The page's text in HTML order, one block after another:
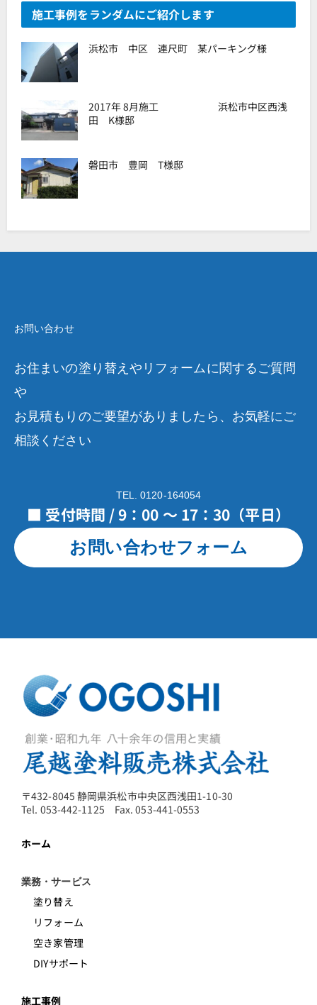
施工事例をランダムにご紹介します
浜松市 中区 連尺町 某パーキング様
2017年 8月施工 浜松市中区西浅
田 K様邸
磐田市 豊岡 T様邸
お問い合わせ
お住まいの塗り替えやリフォームに関するご質問
や
お見積もりのご要望がありましたら、お気軽にご
相談ください
TEL. 0120-164054
■ 受付時間 / 9：00 ～ 17：30（平日）
お問い合わせフォーム
〒432-8045 静岡県浜松市中央区西浅田1-10-30
Tel. 053-442-1125 Fax. 053-441-0553
ホーム
業務・サービス
塗り替え
リフォーム
空き家管理
DIYサポート
施工事例